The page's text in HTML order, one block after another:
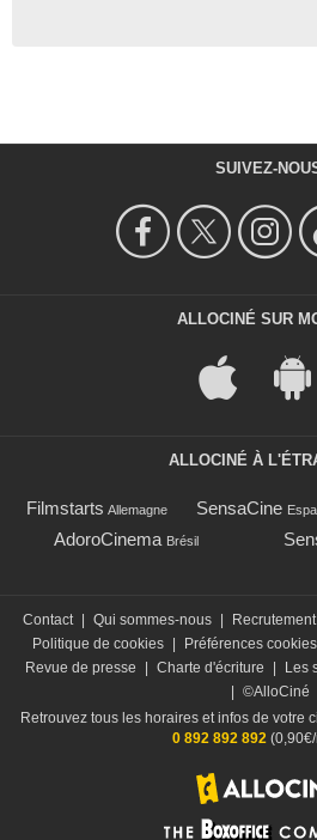
SUIVEZ-
ALLOCINÉ SUR
ALLOCINÉ À
Filmstarts Allemagne SensaCine
AdoroCinema Brésil
Contact Qui sommes-nous Recrutement
Politique de cookies
Préférences cookies
Revue de presse
Charte d'écriture Les
©AlloCiné
Retrouvez tous les horaires et infos de votre
0 892 892 892(0,90€/